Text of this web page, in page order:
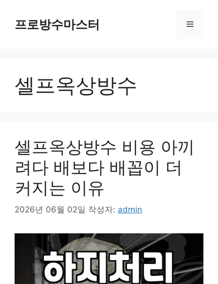
프로방수마스터 메
셀프옥상방수
셀프옥상방수 비용 아끼
려다 배보다 배꼽이 더
커지는 이유
2026년 06월 02일 작성자: admin